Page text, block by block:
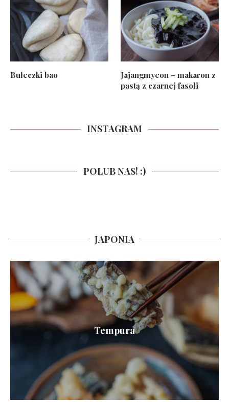
Bułeczki bao
Jajangmyeon – makaron z
pastą z czarnej fasoli
INSTAGRAM
POLUB NAS! :)
JAPONIA
Tempura